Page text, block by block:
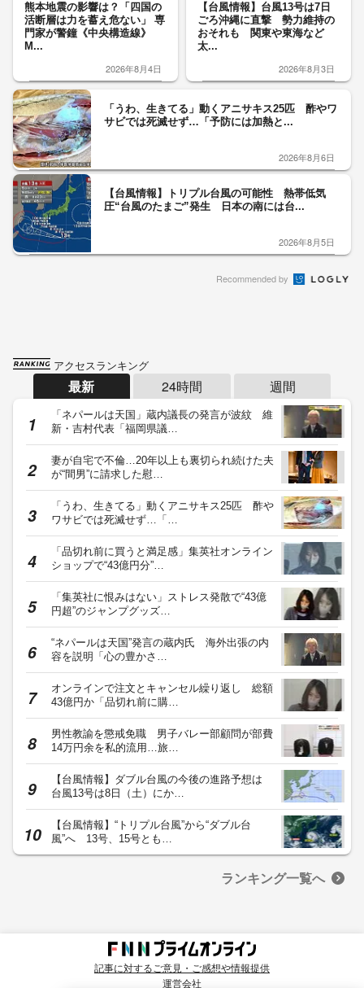
熊本地震の影響は？「四国の
活断層は力を蓄え危ない」 専
門家が警鐘《中央構造線》
M...
2026年8月4日
【台風情報】台風13号は7日
ごろ沖縄に直撃 勢力維持の
おそれも 関東や東海など
太...
2026年8月3日
「うわ、生きてる」動くアニサキス25匹 酢やワ
サビでは死滅せず…「予防には加熱と...
2026年8月6日
【台風情報】トリプル台風の可能性 熱帯低気
圧“台風のたまご”発生 日本の南には台...
2026年8月5日
Recommended by
アクセスランキング
最新 24時間 週間
「ネパールは天国」蔵内議長の発言が波紋 維
新・吉村代表「福岡県議…
妻が自宅で不倫…20年以上も裏切られ続けた夫
が“間男”に請求した慰…
「うわ、生きてる」動くアニサキス25匹 酢や
ワサビでは死滅せず…「…
「品切れ前に買うと満足感」集英社オンライン
ショップで“43億円分”…
「集英社に恨みはない」ストレス発散で“43億
円超”のジャンプグッズ…
“ネパールは天国”発言の蔵内氏 海外出張の内
容を説明「心の豊かさ…
オンラインで注文とキャンセル繰り返し 総額
43億円か「品切れ前に購…
男性教諭を懲戒免職 男子バレー部顧問が部費
14万円余を私的流用…旅…
【台風情報】ダブル台風の今後の進路予想は
台風13号は8日（土）にか…
【台風情報】“トリプル台風”から“ダブル台
風”へ 13号、15号とも…
ランキング一覧へ
記事に対するご意見・ご感想や情報提供
運営会社